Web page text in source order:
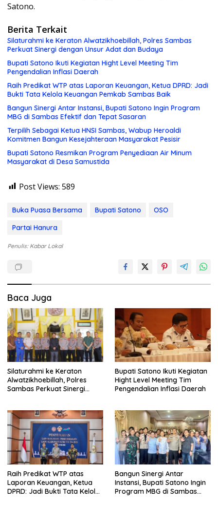
Satono.
Berita Terkait
Silaturahmi ke Keraton Alwatzikhoebillah, Polres Sambas
Perkuat Sinergi dengan Unsur Adat dan Budaya
Bupati Satono Ikuti Kegiatan Hight Level Meeting Tim
Pengendalian Inflasi Daerah
Raih Predikat WTP atas Laporan Keuangan, Ketua DPRD: Jadi
Bukti Tata Kelola Keuangan Pemkab Sambas Baik
Bangun Sinergi Antar Instansi, Bupati Satono Ingin Program
MBG di Sambas Efektif dan Tepat Sasaran
Terpilih Sebagai Ketua HNSI Sambas, Wabup Heroaldi
Komitmen Bangun Kesejahteraan Masyarakat Pesisir
Bupati Satono Resmikan Program Penyediaan Air Minum
Masyarakat di Desa Samustida
Post Views: 589
Buka Puasa Bersama Bupati Satono
OSO
Partai Hanura
Penulis: Kabar Lokal
Baca Juga
Silaturahmi ke Keraton
Alwatzikhoebillah, Polres
Sambas Perkuat Sinergi
Bupati Satono Ikuti Kegiatan
Hight Level Meeting Tim
Pengendalian Inflasi Daerah
Raih Predikat WTP atas
Laporan Keuangan, Ketua
DPRD: Jadi Bukti Tata Kelola
Bangun Sinergi Antar
Instansi, Bupati Satono Ingin
Program MBG di Sambas